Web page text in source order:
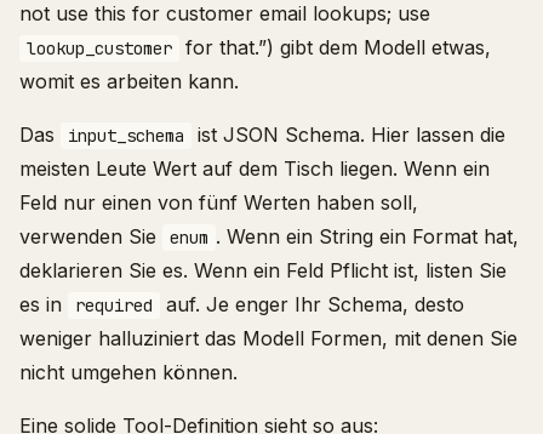
not use this for customer email lookups; use
lookup_customer
for that.”) gibt dem Modell etwas,
womit es arbeiten kann.
Das input_schema
ist JSON Schema. Hier lassen die
meisten Leute Wert auf dem Tisch liegen. Wenn ein
Feld nur einen von fünf Werten haben soll,
verwenden Sie
enum . Wenn ein String ein Format hat,
deklarieren Sie es. Wenn ein Feld Pflicht ist, listen Sie
es in
required
auf. Je enger Ihr Schema, desto
weniger halluziniert das Modell Formen, mit denen Sie
nicht umgehen können.
Eine solide Tool-Definition sieht so aus: